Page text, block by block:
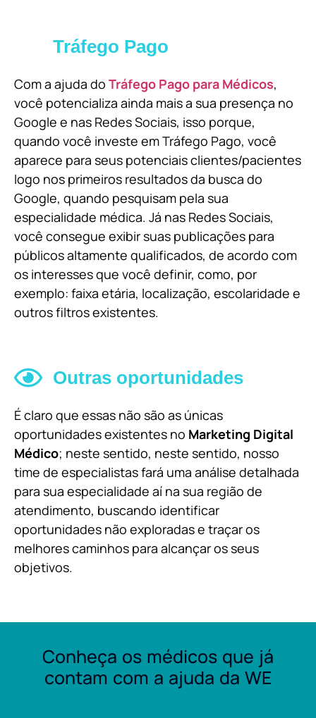
Tráfego Pago
Com a ajuda do Tráfego Pago para Médicos,
você potencializa ainda mais a sua presença no
Google e nas Redes Sociais, isso porque,
quando você investe em Tráfego Pago, você
aparece para seus potenciais clientes/pacientes
logo nos primeiros resultados da busca do
Google, quando pesquisam pela sua
especialidade médica. Já nas Redes Sociais,
você consegue exibir suas publicações para
públicos altamente qualificados, de acordo com
os interesses que você definir, como, por
exemplo: faixa etária, localização, escolaridade e
outros filtros existentes.
Outras oportunidades
É claro que essas não são as únicas
oportunidades existentes no Marketing Digital
Médico; neste sentido, neste sentido, nosso
time de especialistas fará uma análise detalhada
para sua especialidade aí na sua região de
atendimento, buscando identificar
oportunidades não exploradas e traçar os
melhores caminhos para alcançar os seus
objetivos.
Conheça os médicos que já
contam com a ajuda da WE